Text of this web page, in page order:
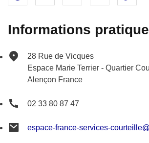
Informations
28 Rue de Vicques
Espace Marie Terrier - Quartier
Alençon France
02 33 80 87 47
espace-france-services-